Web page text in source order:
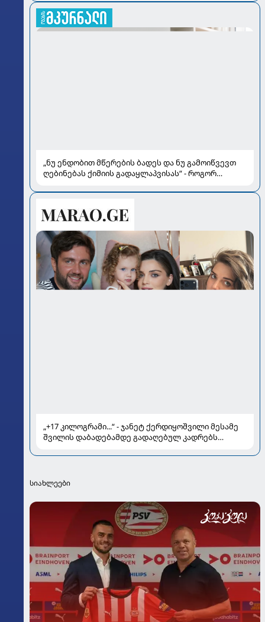
„ნუ ენდობით მწერების ბადეს და ნუ გამოიწვევთ
ღებინებას ქიმიის გადაყლაპვისას“ - როგორ
სალომე ახვლედიანის რჩევები
„+17 კილოგრამი...“ - ჯანეტ ქერდიყოშვილი მესამე
შვილის დაბადებამდე გადაღებულ კადრებს
სიახლეები